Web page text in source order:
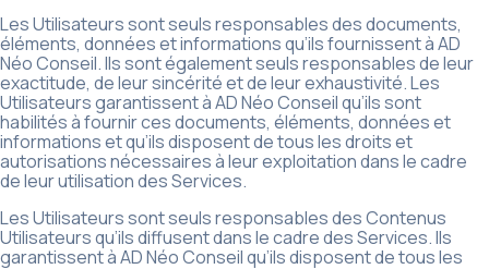
Les Utilisateurs sont seuls responsables des documents,
éléments, données et informations qu’ils fournissent à AD
Néo Conseil. Ils sont également seuls responsables de leur
exactitude, de leur sincérité et de leur exhaustivité. Les
Utilisateurs garantissent à AD Néo Conseil qu’ils sont
habilités à fournir ces documents, éléments, données et
informations et qu’ils disposent de tous les droits et
autorisations nécessaires à leur exploitation dans le cadre
de leur utilisation des Services.
Les Utilisateurs sont seuls responsables des Contenus
Utilisateurs qu’ils diffusent dans le cadre des Services. Ils
garantissent à AD Néo Conseil qu’ils disposent de tous les